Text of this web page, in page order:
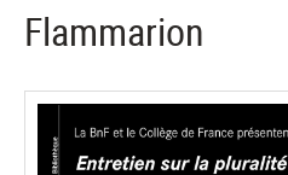
Flammarion